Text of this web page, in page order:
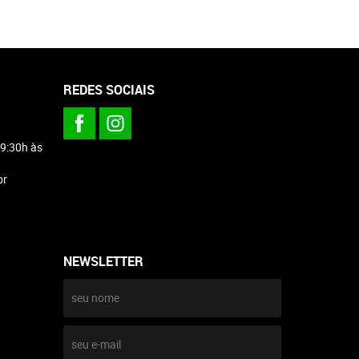
às
REDES SOCIAIS
NEWSLETTER